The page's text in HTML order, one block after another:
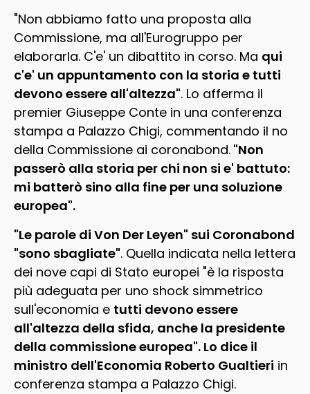
"Non abbiamo fatto una proposta alla
Commissione, ma all'Eurogruppo per
elaborarla. C'e' un dibattito in corso. Ma qui
c'e' un appuntamento con la storia e tutti
devono essere all'altezza". Lo afferma il
premier Giuseppe Conte in una conferenza
stampa a Palazzo Chigi, commentando il no
della Commissione ai coronabond. "Non
passerò alla storia per chi non si e' battuto:
mi batterò sino alla fine per una soluzione
europea".
"Le parole di Von Der Leyen" sui Coronabond
"sono sbagliate". Quella indicata nella lettera
dei nove capi di Stato europei "è la risposta
più adeguata per uno shock simmetrico
sull'economia e tutti devono essere
all'altezza della sfida, anche la presidente
della commissione europea". Lo dice il
ministro dell'Economia Roberto Gualtieri in
conferenza stampa a Palazzo Chigi.